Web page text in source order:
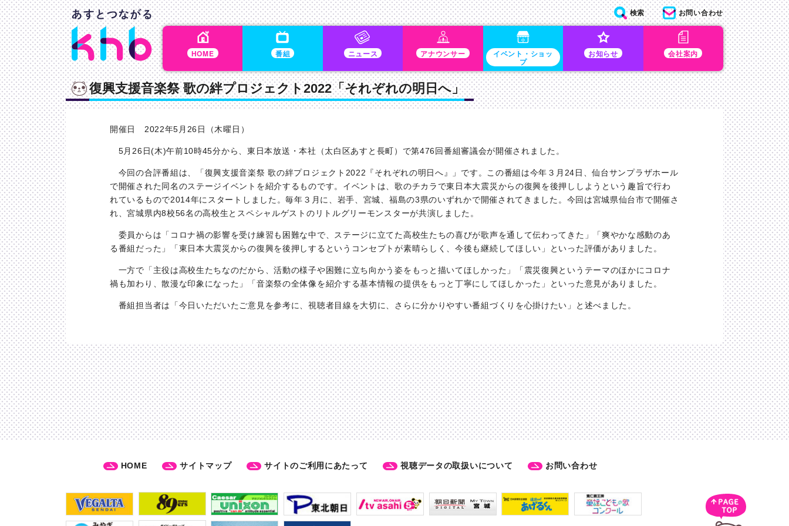
HOME 番組 ニュース アナウンサー イベント・ショッ
プ
お知らせ 会社案内
検索 お問い合わせ
復興支援音楽祭 歌の絆プロジェクト2022「それぞれの明日へ」
開催日 2022年5月26日（木曜日）
5月26日(木)午前10時45分から、東日本放送・本社（太白区あすと長町）で第476回番組審議会が開催されました。
今回の合評番組は、「復興支援音楽祭 歌の絆プロジェクト2022『それぞれの明日へ』」です。この番組は今年３月24日、仙台サンプラザホール
で開催された同名のステージイベントを紹介するものです。イベントは、歌のチカラで東日本大震災からの復興を後押ししようという趣旨で行わ
れているもので2014年にスタートしました。毎年３月に、岩手、宮城、福島の3県のいずれかで開催されてきました。今回は宮城県仙台市で開催さ
れ、宮城県内8校56名の高校生とスペシャルゲストのリトルグリーモンスターが共演しました。
委員からは「コロナ禍の影響を受け練習も困難な中で、ステージに立てた高校生たちの喜びが歌声を通して伝わってきた」「爽やかな感動のあ
る番組だった」「東日本大震災からの復興を後押しするというコンセプトが素晴らしく、今後も継続してほしい」といった評価がありました。
一方で「主役は高校生たちなのだから、活動の様子や困難に立ち向かう姿をもっと描いてほしかった」「震災復興というテーマのほかにコロナ
禍も加わり、散漫な印象になった」「音楽祭の全体像を紹介する基本情報の提供をもっと丁寧にしてほしかった」といった意見がありました。
番組担当者は「今日いただいたご意見を参考に、視聴者目線を大切に、さらに分かりやすい番組づくりを心掛けたい」と述べました。
HOME サイトマップ サイトのご利用にあたって 視聴データの取扱いについて お問い合わせ